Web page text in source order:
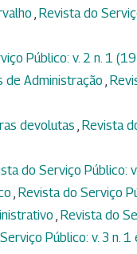
, Revista do
Público: v. 2 n. 1
de Administração ,
devolutas , Revista
do Serviço Público:
, Revista do Serviço
, Revista do
Público: v. 3 n.